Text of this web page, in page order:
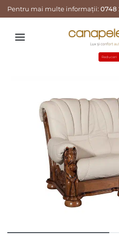
Pentru mai multe informații: 0748
Reduceri